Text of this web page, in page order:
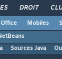
DROIT
Office Mobiles
Sources Java